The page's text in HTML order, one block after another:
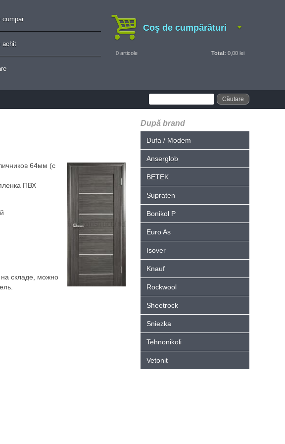
cumpar
achit
Coş de cumpărături
0 articole Total: 0,00 lei
64мм (с
ПВХ
на складе, можно
După brand
Dufa / Modem
Anserglob
BETEK
Supraten
Bonikol P
Euro As
Isover
Knauf
Rockwool
Sheetrock
Sniezka
Tehnonikoli
Vetonit